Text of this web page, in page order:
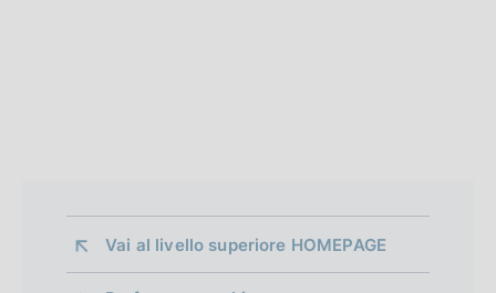
Vai al livello superiore HOMEPAGE